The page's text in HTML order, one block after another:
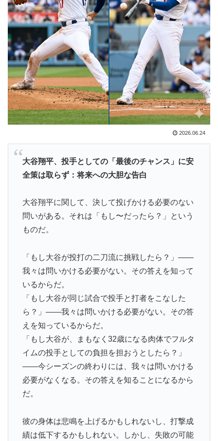
ーセナルファンも祝福！【海外の反応】
▶ 若手女性教員「学校ではうんこやおならはしない」
▶ ドイツの湖上に巨大な水上竜巻が発生し周囲が騒然！！
▶ 海外「蘇生した母親は翌日には母乳をあげていた。で、
次の患者に顔面を殴られた」医師たちが語る忘れられな
い症例…
▶ 突進してきた牛を跳び越えたら、牛が固まって動かなく
なった闘牛場の映像【海外の反応】
▶
韓国人「日本人は韓国が大好きなはずなのに、実は東南
か？」
「二人は父も母も同じきょうだいだった」2002年と
2004年、別々に養子に迎えられた男の子と女の子が受
けたDNA検査
「レギュラーとして出れるとは思わないけど、それでも
やっぱり羨ましいね」
▶
海外「日本旅行で捺してきたスタンプをクッションカバ
ーにしてみた！」一風変わった日本旅行の記念品のアイ
ディアに対する海外の反応
▶ 【海外の反応】なぜイチローはあんなに敬遠四球が多か
ったの？「45歳引退で通算打率.311の突然変異だぞ」
【海外の反応】ジョン・オルルードって「劣化版・元祖
大谷翔平」になれるくらいピッチャーとして通用した可
能性あるの？ → 「脳の病気がなかったらもっととんで
もない選手だっただろうな」「やろうと思えば二刀流を
が許さないんだよな」
▶ 【MLB】先発投手のパワーランキング → 「セールが山
2026.06.24
大谷翔平、投手としての「最後のチャンス」に安
全策は取らず：将来への大胆な告白
大谷翔平に関して、決して投げかける必要のない
問いがある。それは「もし〜だったら？」という
ものだ。
「もし大谷が投打の二刀流に挑戦したら？」——
我々は問いかける必要がない。その答えを知って
いるからだ。
「もし大谷が同じ試合で投手と打者をこなした
ら？」——我々は問いかける必要がない。その答
えを知っているからだ。
「もし大谷が、まもなく32歳になる肉体でフルタ
イムの投手としての負担を担おうとしたら？」
——今シーズンの終わりには、我々は問いかける
必要がなくなる。その答えを知ることになるから
だ。
彼の身体は悲鳴を上げるかもしれないし、打撃成
績は低下するかもしれない。しかし、失敗の可能